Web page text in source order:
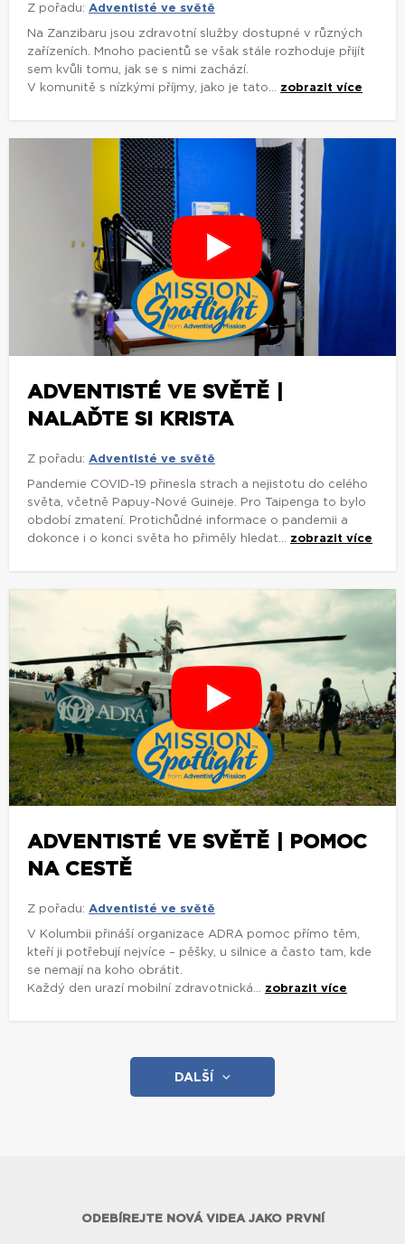
Z pořadu: Adventisté ve světě
Na Zanzibaru jsou zdravotní služby dostupné v různých
zařízeních. Mnoho pacientů se však stále rozhoduje přijít
sem kvůli tomu, jak se s nimi zachází.
V komunitě s nízkými příjmy, jako je tato... zobrazit více
ADVENTISTÉ VE SVĚTĚ |
NALAĎTE SI KRISTA
Z pořadu: Adventisté ve světě
Pandemie COVID-19 přinesla strach a nejistotu do celého
světa, včetně Papuy-Nové Guineje. Pro Taipenga to bylo
období zmatení. Protichůdné informace o pandemii a
dokonce i o konci světa ho přiměly hledat... zobrazit více
ADVENTISTÉ VE SVĚTĚ | POMOC
NA CESTĚ
Z pořadu: Adventisté ve světě
V Kolumbii přináší organizace ADRA pomoc přímo těm,
kteří ji potřebují nejvíce – pěšky, u silnice a často tam, kde
se nemají na koho obrátit.
Každý den urazí mobilní zdravotnická... zobrazit více
DALŠÍ
ODEBÍREJTE NOVÁ VIDEA JAKO PRVNÍ